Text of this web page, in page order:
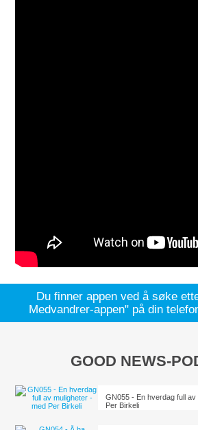
Du finner appen ved å søke
Medvandrer-appen" på din
GOOD NEWS-
GN055 - En hverdag full av
Per Birkeli